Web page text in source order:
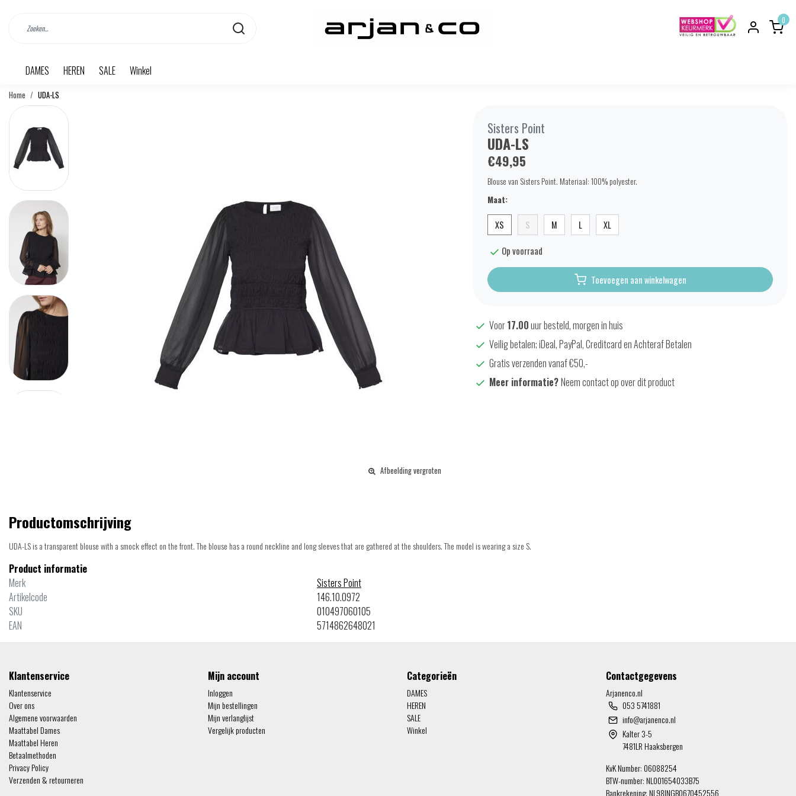
0
DAMES HEREN SALE Winkel
Home UDA-LS
Afbeelding vergroten
Sisters Point
UDA-LS
€49,95
Blouse van Sisters Point. Materiaal: 100% polyester.
Maat:
XS S M L XL
Op voorraad
Toevoegen aan winkelwagen
Voor17.00uur besteld, morgen in huis
Veilig betalen; iDeal, PayPal, Creditcard en Achteraf Betalen
Gratis verzenden vanaf €50,-
Meer informatie?Neem contact op over dit product
Productomschrijving
UDA-LS is a transparent blouse with a smock effect on the front. The blouse has a round neckline and long sleeves that are gathered at the shoulders. The model is wearing a size S.
Product informatie
Merk
Sisters Point
Artikelcode
146.10.0972
SKU
010497060105
EAN
5714862648021
Klantenservice
Klantenservice
Over ons
Algemene voorwaarden
Maattabel Dames
Maattabel Heren
Betaalmethoden
Privacy Policy
Verzenden & retourneren
Mijn account
Inloggen
Mijn bestellingen
Mijn verlanglijst
Vergelijk producten
Categorieën
DAMES
HEREN
SALE
Winkel
Contactgegevens
Arjanenco.nl
053 5741881
info@arjanenco.nl
Kalter 3-5
7481LR Haaksbergen
KvK Number: 06088254
BTW-number: NL001654033B75
Bankrekening: NL98INGB0670452556